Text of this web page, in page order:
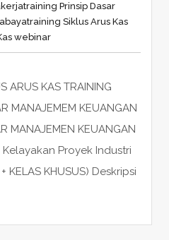
training Prinsip Dasar
training Siklus Arus Kas
webinar
ARUS KAS TRAINING
MANAJEMEM KEUANGAN
MANAJEMEN KEUANGAN
Kelayakan Proyek Industri
KELAS KHUSUS) Deskripsi